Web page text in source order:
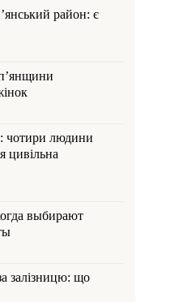
район: є
чотири людини
цивільна
выбирают
залізницю: що